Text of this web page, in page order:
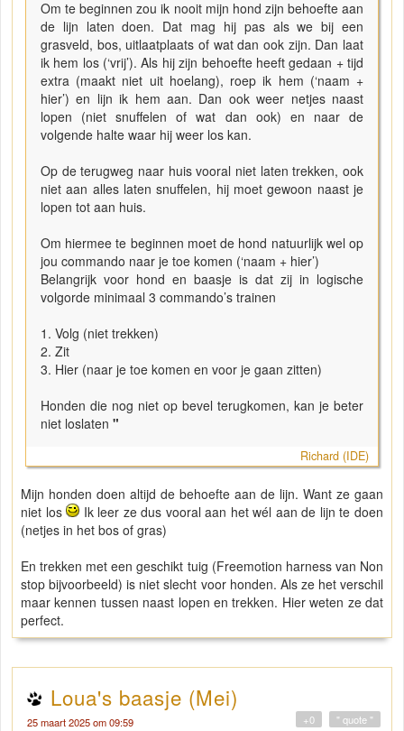
Om te beginnen zou ik nooit mijn hond zijn behoefte aan
de lijn laten doen. Dat mag hij pas als we bij een
grasveld, bos, uitlaatplaats of wat dan ook zijn. Dan laat
ik hem los (‘vrij’). Als hij zijn behoefte heeft gedaan + tijd
extra (maakt niet uit hoelang), roep ik hem (‘naam +
hier’) en lijn ik hem aan. Dan ook weer netjes naast
lopen (niet snuffelen of wat dan ook) en naar de
volgende halte waar hij weer los kan.
Op de terugweg naar huis vooral niet laten trekken, ook
niet aan alles laten snuffelen, hij moet gewoon naast je
lopen tot aan huis.
Om hiermee te beginnen moet de hond natuurlijk wel op
jou commando naar je toe komen (‘naam + hier’)
Belangrijk voor hond en baasje is dat zij in logische
volgorde minimaal 3 commando’s trainen
1. Volg (niet trekken)
2. Zit
3. Hier (naar je toe komen en voor je gaan zitten)
Honden die nog niet op bevel terugkomen, kan je beter
niet loslaten "
Richard (IDE)
Mijn honden doen altijd de behoefte aan de lijn. Want ze gaan
niet los
Ik leer ze dus vooral aan het wél aan de lijn te doen
(netjes in het bos of gras)
En trekken met een geschikt tuig (Freemotion harness van Non
stop bijvoorbeeld) is niet slecht voor honden. Als ze het verschil
maar kennen tussen naast lopen en trekken. Hier weten ze dat
perfect.
Loua's baasje (Mei)
25 maart 2025 om 09:59 " quote "
+0